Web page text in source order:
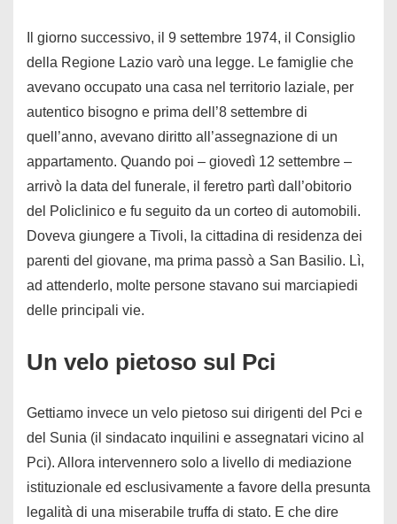
Il giorno successivo, il 9 settembre 1974, il Consiglio
della Regione Lazio varò una legge. Le famiglie che
avevano occupato una casa nel territorio laziale, per
autentico bisogno e prima dell’8 settembre di
quell’anno, avevano diritto all’assegnazione di un
appartamento. Quando poi – giovedì 12 settembre –
arrivò la data del funerale, il feretro partì dall’obitorio
del Policlinico e fu seguito da un corteo di automobili.
Doveva giungere a Tivoli, la cittadina di residenza dei
parenti del giovane, ma prima passò a San Basilio. Lì,
ad attenderlo, molte persone stavano sui marciapiedi
delle principali vie.
Un velo pietoso sul Pci
Gettiamo invece un velo pietoso sui dirigenti del Pci e
del Sunia (il sindacato inquilini e assegnatari vicino al
Pci). Allora intervennero solo a livello di mediazione
istituzionale ed esclusivamente a favore della presunta
legalità di una miserabile truffa di stato. E che dire